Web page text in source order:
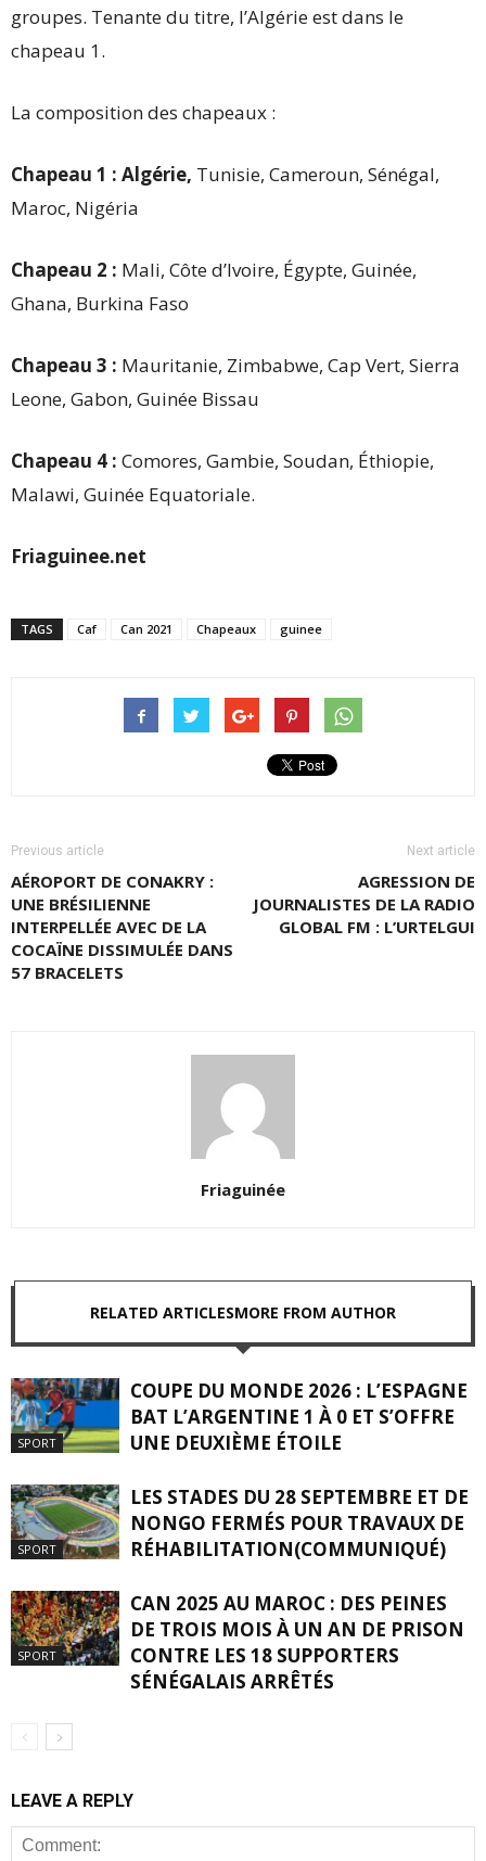
groupes. Tenante du titre, l’Algérie est dans le
chapeau 1.
La composition des chapeaux :
Chapeau 1 : Algérie, Tunisie, Cameroun, Sénégal,
Maroc, Nigéria
Chapeau 2 : Mali, Côte d’Ivoire, Égypte, Guinée,
Ghana, Burkina Faso
Chapeau 3 : Mauritanie, Zimbabwe, Cap Vert, Sierra
Leone, Gabon, Guinée Bissau
Chapeau 4 : Comores, Gambie, Soudan, Éthiopie,
Malawi, Guinée Equatoriale.
Friaguinee.net
TAGS Caf Can 2021 Chapeaux guinee
Previous article
AÉROPORT DE CONAKRY :
UNE BRÉSILIENNE
INTERPELLÉE AVEC DE LA
COCAÏNE DISSIMULÉE DANS
57 BRACELETS
Next article
AGRESSION DE
JOURNALISTES DE LA RADIO
GLOBAL FM : L’URTELGUI
Friaguinée
RELATED ARTICLESMORE FROM AUTHOR
SPORT
COUPE DU MONDE 2026 : L’ESPAGNE
BAT L’ARGENTINE 1 À 0 ET S’OFFRE
UNE DEUXIÈME ÉTOILE
SPORT
LES STADES DU 28 SEPTEMBRE ET DE
NONGO FERMÉS POUR TRAVAUX DE
RÉHABILITATION(COMMUNIQUÉ)
SPORT
CAN 2025 AU MAROC : DES PEINES
DE TROIS MOIS À UN AN DE PRISON
CONTRE LES 18 SUPPORTERS
SÉNÉGALAIS ARRÊTÉS
LEAVE A REPLY